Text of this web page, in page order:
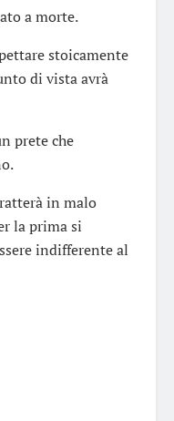
a morte.
stoicamente
di vista avrà
prete che
in malo
la prima si
indifferente al